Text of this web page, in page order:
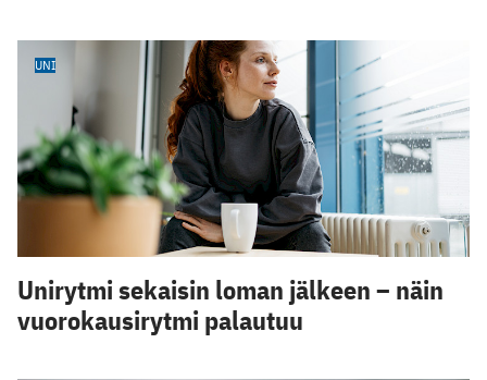
UNI
Unirytmi sekaisin loman jälkeen – näin
vuorokausirytmi palautuu